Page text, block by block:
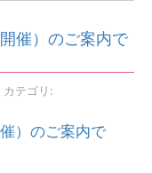
催）のご案内で
カテゴリ:
）のご案内で